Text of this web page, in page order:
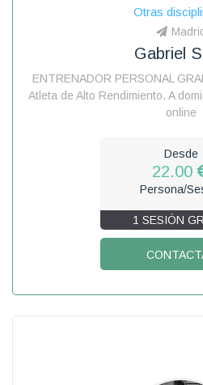
Otras
Gabriel
ENTRENADOR PERSONAL
Atleta de Alto Rendimiento. A
online
Desde
22.00
Persona/
1 SESIÓN